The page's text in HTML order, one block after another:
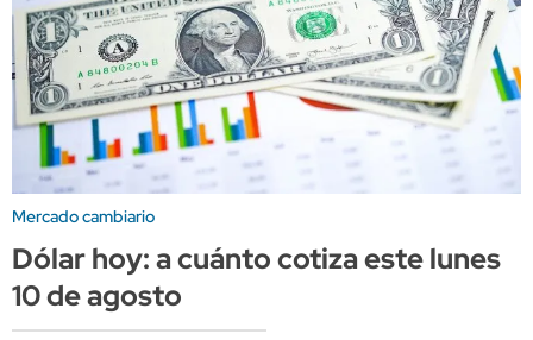
Mercado cambiario
Dólar hoy: a cuánto cotiza este lunes
10 de agosto